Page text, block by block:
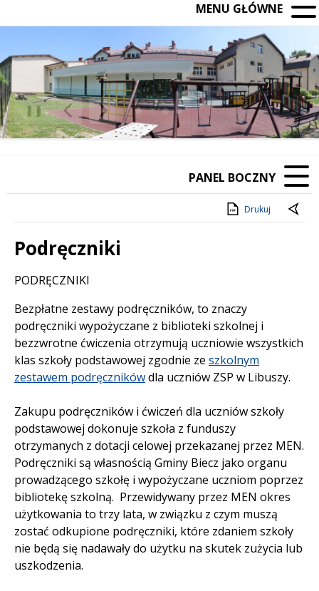
MENU GŁÓWNE
Poprzedni Element
Następny Element
❚❚
PANEL BOCZNY
Drukuj
Podręczniki
Treść
PODRĘCZNIKI
Bezpłatne zestawy podręczników, to znaczy
podręczniki wypożyczane z biblioteki szkolnej i
bezzwrotne ćwiczenia otrzymują uczniowie wszystkich
klas szkoły podstawowej zgodnie ze szkolnym
zestawem podręcznikówdla uczniów ZSP w Libuszy.
Zakupu podręczników i ćwiczeń dla uczniów szkoły
podstawowej dokonuje szkoła z funduszy
otrzymanych z dotacji celowej przekazanej przez MEN.
Podręczniki są własnością Gminy Biecz jako organu
prowadzącego szkołę i wypożyczane uczniom poprzez
bibliotekę szkolną. Przewidywany przez MEN okres
użytkowania to trzy lata, w związku z czym muszą
zostać odkupione podręczniki, które zdaniem szkoły
nie będą się nadawały do użytku na skutek zużycia lub
uszkodzenia.